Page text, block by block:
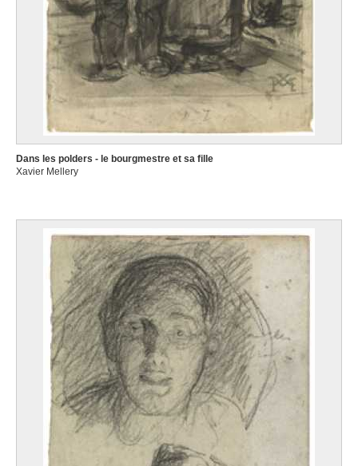
Dans les polders - le bourgmestre et sa fille
Xavier Mellery